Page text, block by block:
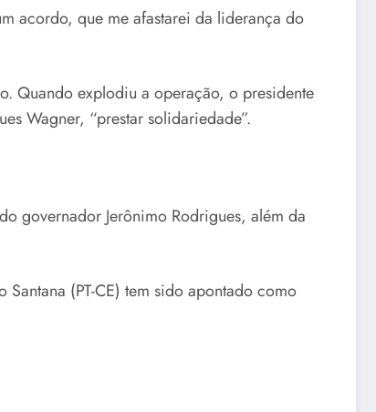
acordo, que me afastarei da liderança do
Quando explodiu a operação, o presidente
Wagner, “prestar solidariedade”.
governador Jerônimo Rodrigues, além da
(PT-CE) tem sido apontado como